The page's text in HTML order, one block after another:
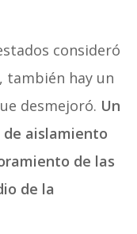
consideró
también hay un
desmejoró. Un
de aislamiento
de las
de la